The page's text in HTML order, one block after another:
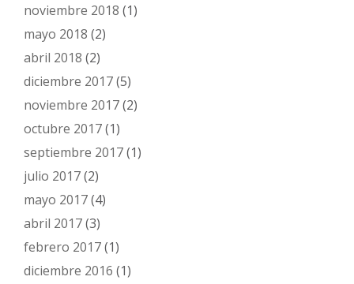
noviembre 2018 (1)
mayo 2018 (2)
abril 2018 (2)
diciembre 2017(5)
noviembre 2017(2)
octubre 2017(1)
septiembre 2017(1)
julio 2017(2)
mayo 2017(4)
abril 2017(3)
febrero 2017(1)
diciembre 2016 (1)